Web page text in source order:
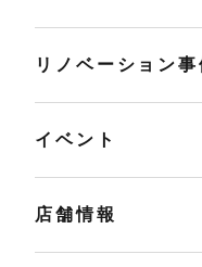
リノベーション事
イベント
店舗情報